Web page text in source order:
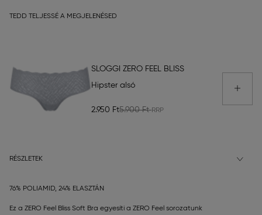
TEDD TELJESSÉ A MEGJELENÉSED
SLOGGI ZERO FEEL BLISS
Hipster alsó
2.950 Ft5.900 Ft
RÉSZLETEK
76% POLIAMID, 24% ELASZTÁN
Ez a ZERO Feel Bliss Soft Bra egyesíti a ZERO Feel sorozatunk